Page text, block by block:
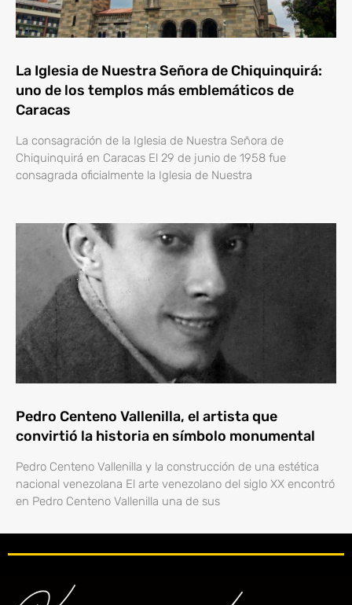
La Iglesia de Nuestra Señora de Chiquinquirá:
uno de los templos más emblemáticos de
Caracas
La consagración de la Iglesia de Nuestra Señora de
Chiquinquirá en Caracas El 29 de junio de 1958 fue
consagrada oficialmente la Iglesia de Nuestra
Pedro Centeno Vallenilla, el artista que
convirtió la historia en símbolo monumental
Pedro Centeno Vallenilla y la construcción de una estética
nacional venezolana El arte venezolano del siglo XX encontró
en Pedro Centeno Vallenilla una de sus